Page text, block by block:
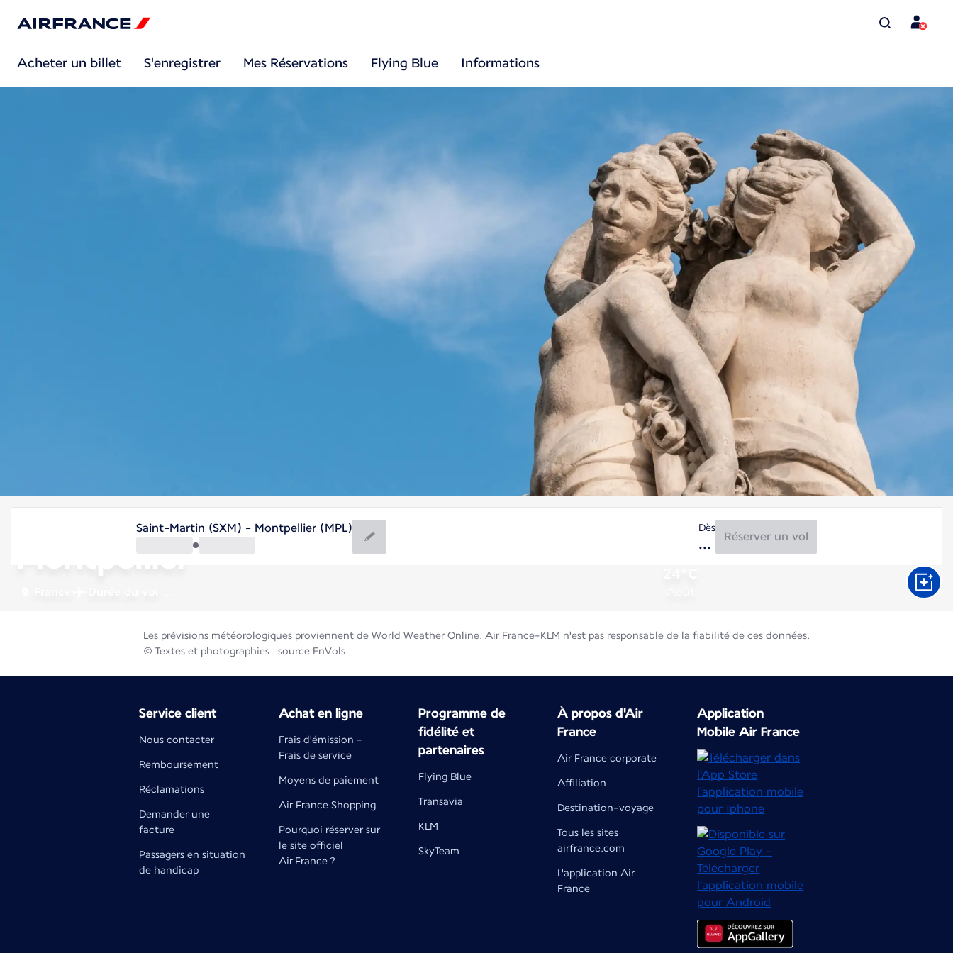
Acheter un billet S'enregistrer Mes Réservations Flying Blue Informations
Montpellier
Saint-Martin (SXM) - Montpellier (MPL) Dès
Réserver un vol
Les prévisions météorologiques proviennent de World Weather Online. Air France-KLM n'est pas responsable de la fiabilité de ces données.
© Textes et photographies : source EnVols
Service client
Nous contacter
Remboursement
Réclamations
Demander une
facture
Passagers en situation
de handicap
Achat en ligne
Frais d'émission -
Frais de service
Moyens de paiement
Air France Shopping
Pourquoi réserver sur
le site officiel
Air France ?
Programme de
fidélité et
partenaires
Flying Blue
Transavia
KLM
SkyTeam
À propos d'Air
France
Air France corporate
Affiliation
Destination-voyage
Tous les sites
airfrance.com
L'application Air
France
Application
Mobile Air France